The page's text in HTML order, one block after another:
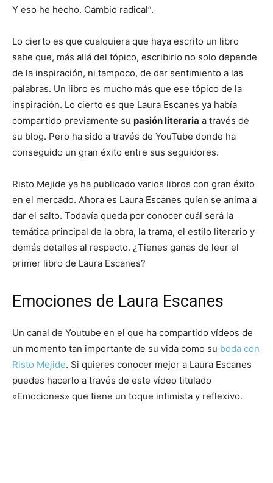
Y eso he hecho. Cambio radical”.
Lo cierto es que cualquiera que haya escrito un libro
sabe que, más allá del tópico, escribirlo no solo depende
de la inspiración, ni tampoco, de dar sentimiento a las
palabras. Un libro es mucho más que ese tópico de la
inspiración. Lo cierto es que Laura Escanes ya había
compartido previamente su pasión literaria a través de
su blog. Pero ha sido a través de YouTube donde ha
conseguido un gran éxito entre sus seguidores.
Risto Mejide ya ha publicado varios libros con gran éxito
en el mercado. Ahora es Laura Escanes quien se anima a
dar el salto. Todavía queda por conocer cuál será la
temática principal de la obra, la trama, el estilo literario y
demás detalles al respecto. ¿Tienes ganas de leer el
primer libro de Laura Escanes?
Emociones de Laura Escanes
Un canal de Youtube en el que ha compartido vídeos de
un momento tan importante de su vida como su boda con
Risto Mejide. Si quieres conocer mejor a Laura Escanes
puedes hacerlo a través de este vídeo titulado
«Emociones» que tiene un toque intimista y reflexivo.